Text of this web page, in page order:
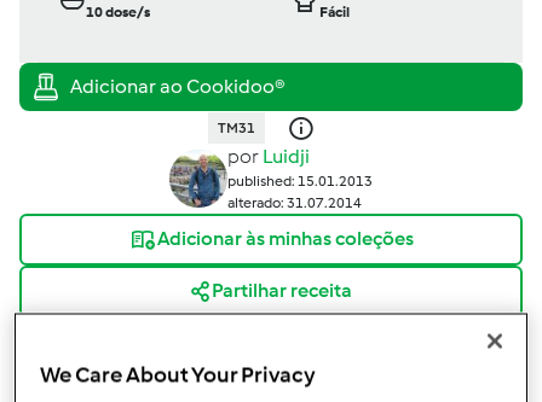
10dose/s
Fácil
TM31
por Luidji
published: 15.01.2013
alterado: 31.07.2014
Adicionar às minhas coleções
Partilhar receita
We Care About Your Privacy